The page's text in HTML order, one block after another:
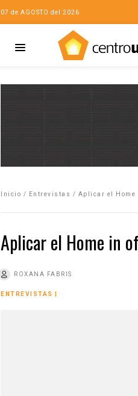
07 de AGOSTO del 2026
Inicio / Entrevistas / Aplicar el Home
Aplicar el Home in
ROXANA FABRIS
ENTREVISTAS